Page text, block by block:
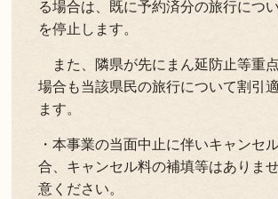
る場合は、既に予約済分の旅行につ
を停止します。
また、隣県が先にまん延防止等重
場合も当該県民の旅行について割引
ます。
・本事業の当面中止に伴いキャンセ
合、キャンセル料の補填等はありま
意ください。